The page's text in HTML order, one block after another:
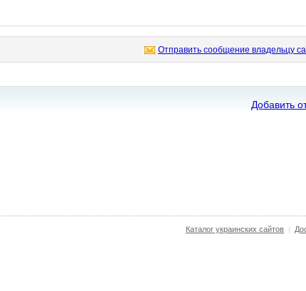
Отправить сообщение владельцу
Добавить
Каталог украинских сайтов |